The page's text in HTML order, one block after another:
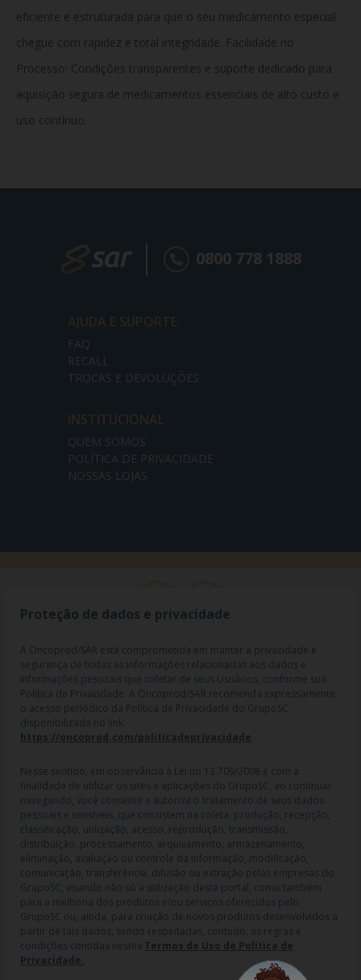
eficiente e estruturada para que o seu medicamento especial
chegue com rapidez e total integridade. Facilidade no
Processo: Condições transparentes e suporte dedicado para
aquisição segura de medicamentos essenciais de alto custo e
uso contínuo.
0800 778 1888
AJUDA E SUPORTE
FAQ
RECALL
TROCAS E DEVOLUÇÕES
INSTITUCIONAL
QUEM SOMOS
POLÍTICA DE PRIVACIDADE
NOSSAS LOJAS
RAZÃO SOCIAL: ONCO PROD DIST. DE PROD. HOSP. E ONCOL. LTDA |
04.307.650/0019-64 | IE: 119.242.793.110 | Endereço R: Olimpíadas, nº
100 2º andar CJ 21 22 - Vila Olímpia - SP | Cep: 04551-000 |
Farmacêutico responsável: Dra. Gislaine Lopes de Jesus - CRF/SP 47509
| AFE: 7.60997-7 | CMVS: 355030801-477-010609-1-0.
As informações contidas neste site não devem ser usadas para
automedicação e não substituem, em hipótese alguma, as orientações
dadas pelo profissional da área médica. Somente o médico está apto a
diagnosticar qualquer problema de saúde e prescrever o tratamento
adequado. Ao persistirem os sintomas, um médico deverá ser
consultado. Os preços, as promoções, o frete e as condições de
pagamento divulgados no site são válidos apenas para compras feitas
pela internet. Todos os pedidos efetuados estão sujeitos à
confirmação da disponibilidade de produto em nosso estoque.
Maiores esclarecimentos, consultar o site: www.anvisa.gov.br.
Proteção de dados e privacidade
A Oncoprod/SAR está comprometida em manter a privacidade e
segurança de todas as informações relacionadas aos dados e
informações pessoais que coletar de seus Usuários, conforme sua
Política de Privacidade. A Oncoprod/SAR recomenda expressamente
o acesso periódico da Política de Privacidade do GrupoSC
disponibilizada no link:
https://oncoprod.com/politicadeprivacidade
Nesse sentido, em observância à Lei no 13.709/2008 e com a
finalidade de utilizar os sites e aplicações do GrupoSC, ao continuar
navegando, você consente e autoriza o tratamento de seus dados
pessoais e sensíveis, que consistem na coleta, produção, recepção,
classificação, utilização, acesso, reprodução, transmissão,
distribuição, processamento, arquivamento, armazenamento,
eliminação, avaliação ou controle da informação, modificação,
comunicação, transferência, difusão ou extração pelas empresas do
GrupoSC, visando não só a utilização deste portal, como também
para a melhoria dos produtos e/ou serviços oferecidos pelo
GrupoSC ou, ainda, para criação de novos produtos desenvolvidos a
partir de tais dados, sendo respeitadas, contudo, as regras e
condições contidas nestes Termos de Uso de Política de
Privacidade.